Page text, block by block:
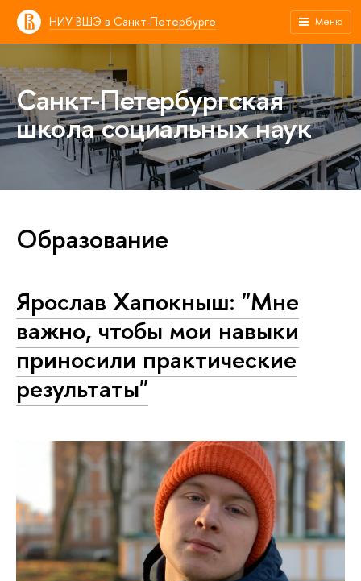
НИУ ВШЭ в Санкт-Петербурге Меню
Санкт-Петербургская
школа социальных наук
Образование
Ярослав Хапокныш: "Мне
важно, чтобы мои навыки
приносили практические
результаты"